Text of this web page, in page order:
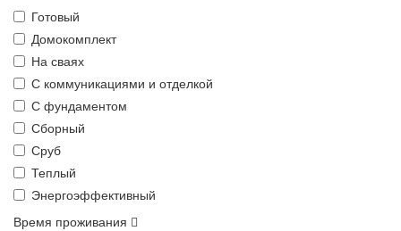
Готовый
Домокомплект
На сваях
С коммуникациями и отделкой
С фундаментом
Сборный
Сруб
Теплый
Энергоэффективный
Время проживания